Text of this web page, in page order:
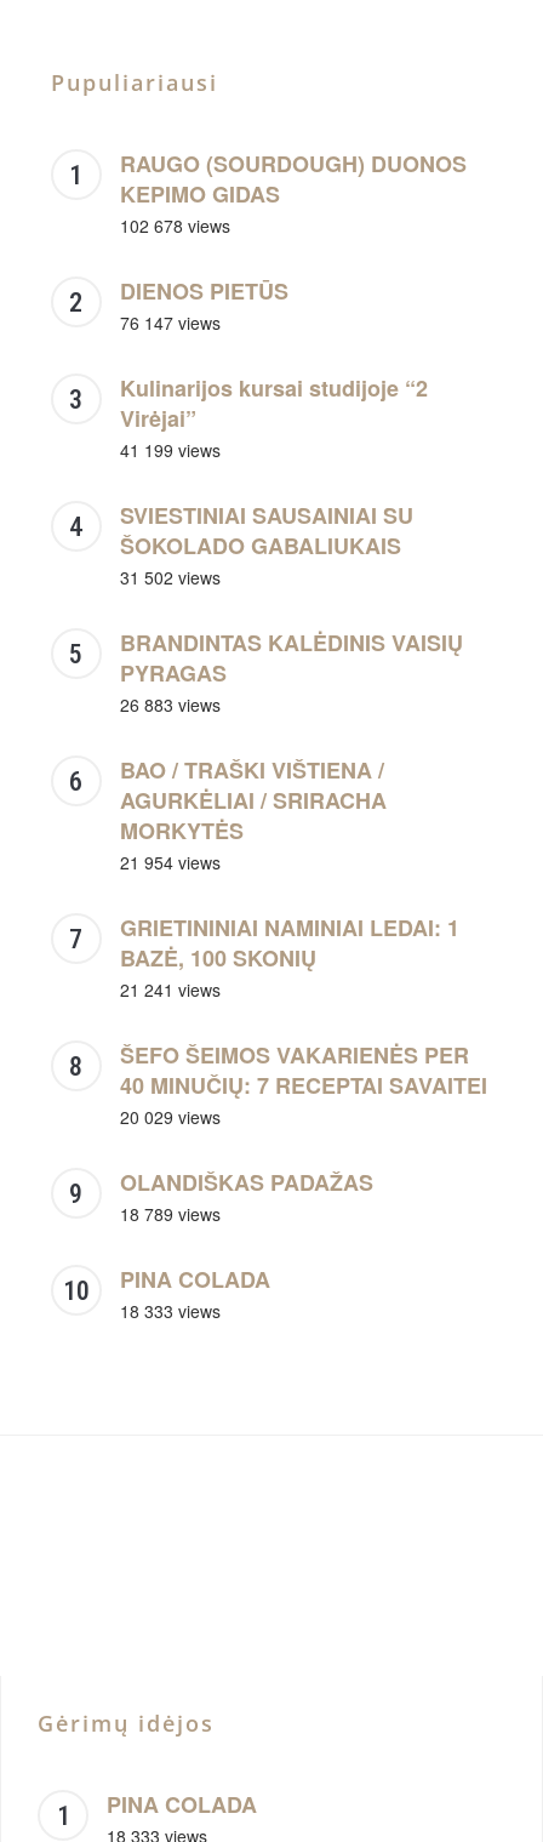
Pupuliariausi
RAUGO (SOURDOUGH) DUONOS
KEPIMO GIDAS
102 678 views
DIENOS PIETŪS
76 147 views
Kulinarijos kursai studijoje “2
Virėjai”
41 199 views
SVIESTINIAI SAUSAINIAI SU
ŠOKOLADO GABALIUKAIS
31 502 views
BRANDINTAS KALĖDINIS VAISIŲ
PYRAGAS
26 883 views
BAO / TRAŠKI VIŠTIENA /
AGURKĖLIAI / SRIRACHA
MORKYTĖS
21 954 views
GRIETININIAI NAMINIAI LEDAI: 1
BAZĖ, 100 SKONIŲ
21 241 views
ŠEFO ŠEIMOS VAKARIENĖS PER
40 MINUČIŲ: 7 RECEPTAI SAVAITEI
20 029 views
OLANDIŠKAS PADAŽAS
18 789 views
PINA COLADA
18 333 views
Gėrimų idėjos
PINA COLADA
18 333 views